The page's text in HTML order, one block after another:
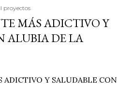
proyectos
MÁS ADICTIVO Y
ALUBIA DE LA
ADICTIVO Y SALUDABLE CON